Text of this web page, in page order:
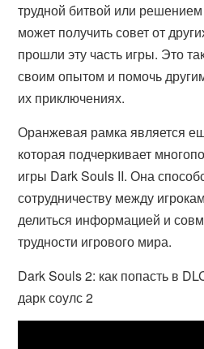
трудной битвой или
может получить совет от
прошли эту часть игры. Это
своим опытом и помочь
их приключениях.
Оранжевая рамка является
которая подчеркивает
игры Dark Souls II. Она
сотрудничеству между
делиться информацией и
трудности игрового мира.
Dark Souls 2: как попасть в
дарк соулс 2